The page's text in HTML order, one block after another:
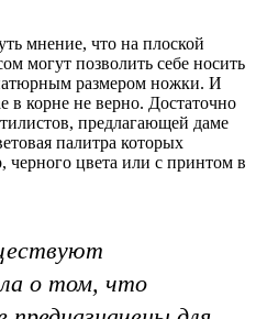
мнение, что на плоской
могут позволить себе носить
размером ножки. И
в корне не верно. Достаточно
предлагающей даме
палитра которых
черного цвета или с принтом в
о том, что